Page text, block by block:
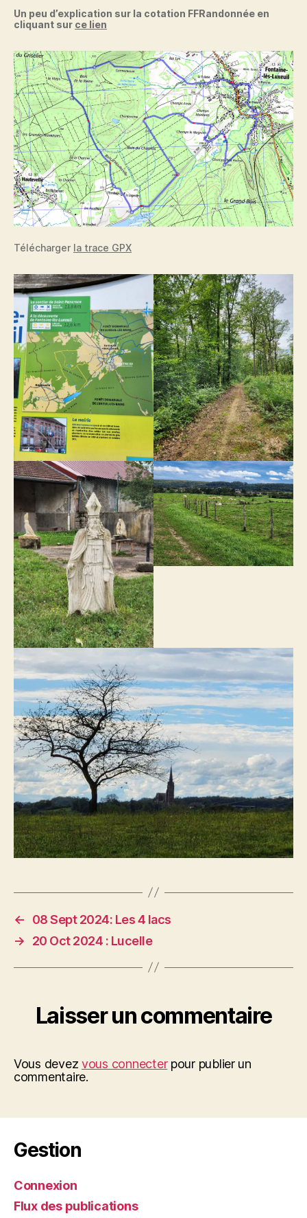
Un peu d’explication sur la cotation FFRandonnée en
cliquant sur ce lien
Télécharger la trace GPX
←
08 Sept 2024: Les 4 lacs
→
20 Oct 2024 : Lucelle
Laisser un commentaire
Vous devezvous connecterpour publier un
commentaire.
Gestion
Connexion
Flux des publications